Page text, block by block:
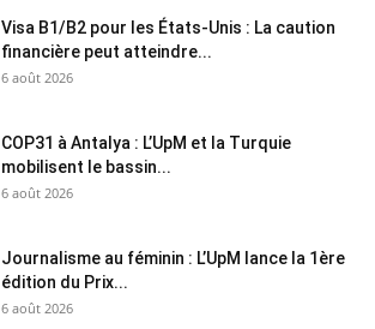
Visa B1/B2 pour les États-Unis : La caution
financière peut atteindre...
6 août 2026
COP31 à Antalya : L’UpM et la Turquie
mobilisent le bassin...
6 août 2026
Journalisme au féminin : L’UpM lance la 1ère
édition du Prix...
6 août 2026